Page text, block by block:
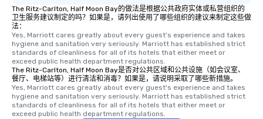
The Ritz-Carlton, Half Moon Bay的做法是根据公共政府实体或私营组织的
卫生服务建议制定的吗？如果是，请列出使用了哪些组织的建议来制定这些做
法：
Yes, Marriott cares greatly about every guest's experience and takes
hygiene and sanitation very seriously. Marriott has established strict
standards of cleanliness for all of its hotels that either meet or
exceed public health department regulations.
The Ritz-Carlton, Half Moon Bay是否对公共区域和公共设施（如会议室、
餐厅、电梯站等）进行清洁和消毒？如果是，请说明采取了哪些新措施。
Yes, Marriott cares greatly about every guest's experience and takes
hygiene and sanitation very seriously. Marriott has established strict
standards of cleanliness for all of its hotels that either meet or
exceed public health department regulations.